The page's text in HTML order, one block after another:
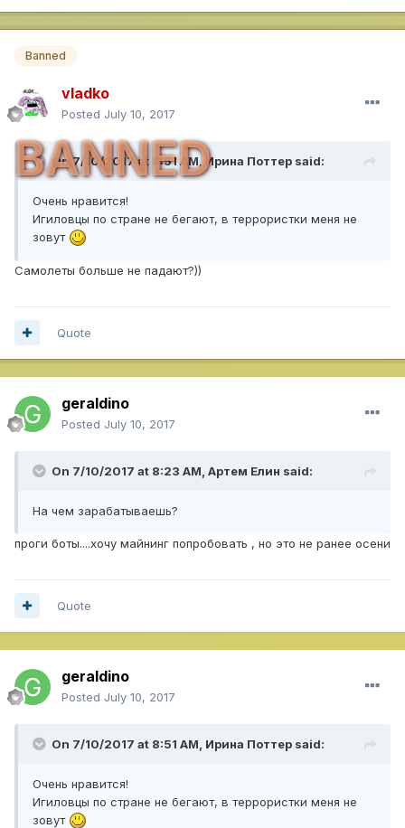
Banned
vladko
Posted July 10, 2017
BANNED
On 7/10/2017 at 8:51 AM, Ирина Поттер said:
Очень нравится!
Игиловцы по стране не бегают, в террористки меня не
зовут
Самолеты больше не падают?))
Quote
geraldino
Posted July 10, 2017
On 7/10/2017 at 8:23 AM, Артем Елин said:
На чем зарабатываешь?
проги боты....хочу майнинг попробовать , но это не ранее осени
Quote
geraldino
Posted July 10, 2017
On 7/10/2017 at 8:51 AM, Ирина Поттер said:
Очень нравится!
Игиловцы по стране не бегают, в террористки меня не
зовут